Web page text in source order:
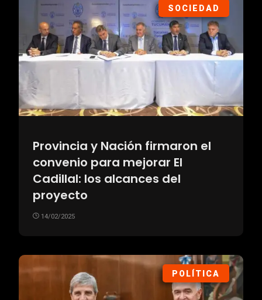
SOCIEDAD
Provincia y Nación firmaron el
convenio para mejorar El
Cadillal: los alcances del
proyecto
14/02/2025
POLÍTICA